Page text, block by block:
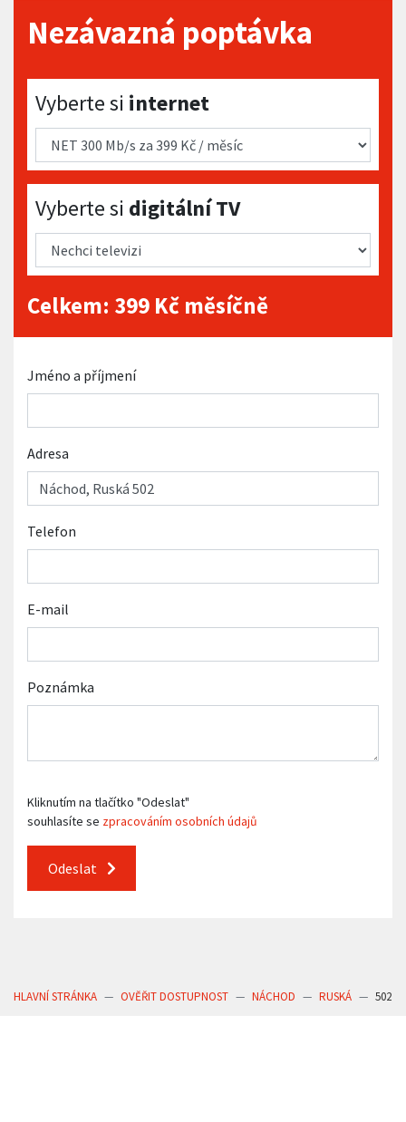
Nezávazná poptávka
Vyberte si internet
Vyberte si internet
Vyberte si digitální TV
Vyberte si digitální TV
Celkem: 399 Kč měsíčně
Jméno a příjmení
Adresa
Telefon
E-mail
Poznámka
Kliknutím na tlačítko "Odeslat"
souhlasíte se zpracováním osobních údajů
Odeslat
HLAVNÍ STRÁNKA OVĚŘIT DOSTUPNOST NÁCHOD RUSKÁ 502